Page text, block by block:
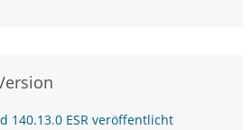
140.13.0 ESR veröffentlicht